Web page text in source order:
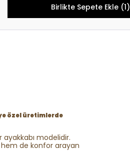
Birlikte Sepete Ekle (1)
özel üretimlerde
modelidir.
hem de konfor arayan